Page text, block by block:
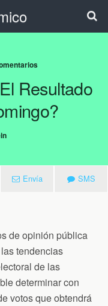
Resultado
Envía SMS
de opinión pública
tendencias
de las
determinar con
votos que obtendrá